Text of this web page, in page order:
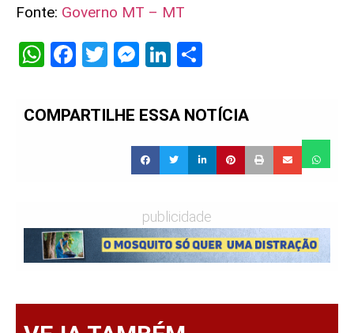
Fonte: Governo MT – MT
WhatsApp
Facebook
TwitterMessenger
LinkedIn
COMPARTILHE ESSA NOTÍCIA
publicidade